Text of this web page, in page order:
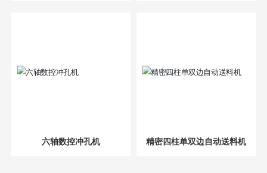
六轴数控冲孔机 精密四柱单双边自动送料机